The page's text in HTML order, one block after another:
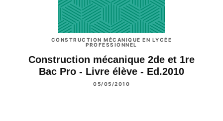
CONSTRUCTION MÉCANIQUE EN LYCÉE
PROFESSIONNEL
Construction mécanique 2de et 1re
Bac Pro - Livre élève - Ed.2010
05/05/2010